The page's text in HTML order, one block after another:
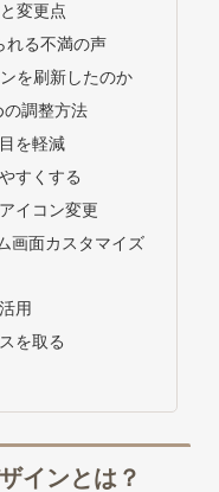
変更点
れる不満の声
を刷新したのか
調整方法
を軽減
すくする
イコン変更
画面カスタマイズ
用
を取る
インとは？